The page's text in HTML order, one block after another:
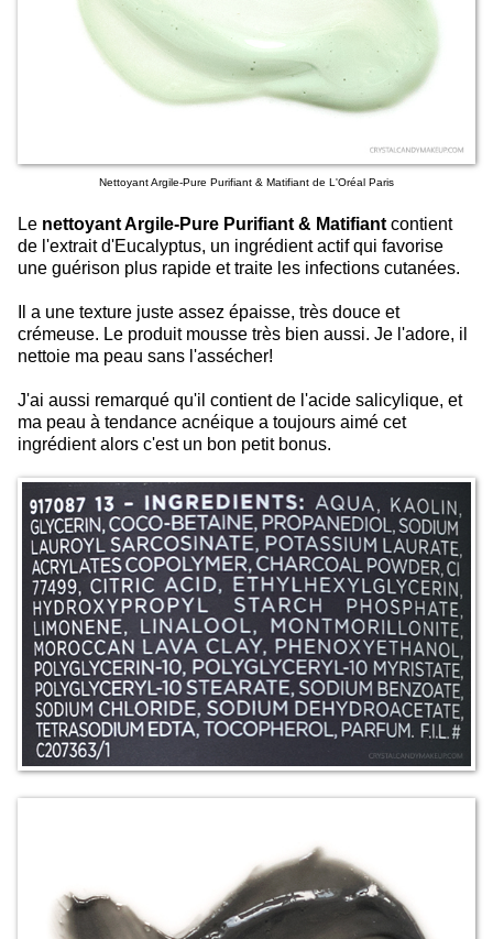
Nettoyant Argile-Pure Purifiant & Matifiant de L'Oréal Paris
Le nettoyant Argile-Pure Purifiant & Matifiant contient
de l'extrait d'Eucalyptus, un ingrédient actif qui favorise
une guérison plus rapide et traite les infections cutanées.
Il a une texture juste assez épaisse, très douce et
crémeuse. Le produit mousse très bien aussi. Je l'adore, il
nettoie ma peau sans l'assécher!
J'ai aussi remarqué qu'il contient de l'acide salicylique, et
ma peau à tendance acnéique a toujours aimé cet
ingrédient alors c'est un bon petit bonus.